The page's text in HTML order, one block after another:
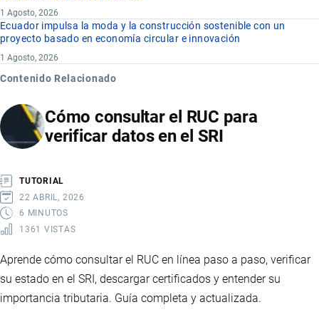
1 Agosto, 2026
Ecuador impulsa la moda y la construcción sostenible con un
proyecto basado en economía circular e innovación
1 Agosto, 2026
Contenido Relacionado
Cómo consultar el RUC para
verificar datos en el SRI
TUTORIAL
22 ABRIL, 2026
6 MINUTOS
1361 VISTAS
Aprende cómo consultar el RUC en línea paso a paso, verificar
su estado en el SRI, descargar certificados y entender su
importancia tributaria. Guía completa y actualizada.